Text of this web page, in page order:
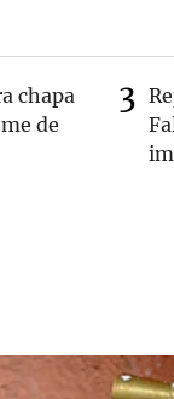
chapa
de